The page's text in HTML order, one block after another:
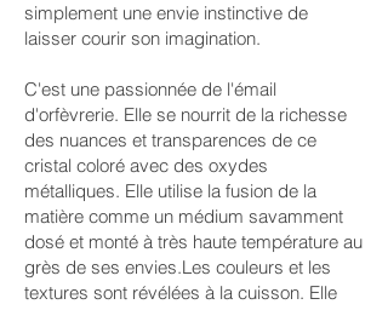
simplement une envie instinctive de
laisser courir son imagination.
C'est une passionnée de l'émail
d'orfèvrerie. Elle se nourrit de la richesse
des nuances et transparences de ce
cristal coloré avec des oxydes
métalliques. Elle utilise la fusion de la
matière comme un médium savamment
dosé et monté à très haute température au
grès de ses envies.Les couleurs et les
textures sont révélées à la cuisson. Elle